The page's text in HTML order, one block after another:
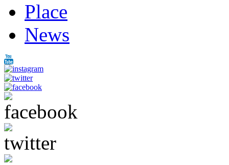
Place
News